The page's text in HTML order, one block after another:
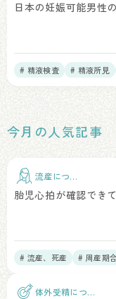
日本の妊娠可能男性
# 精液検査 # 精液所見
今月の人気記事
流産につい
胎児心拍が確認でき
# 流産、死産 # 周産期
体外受精につい